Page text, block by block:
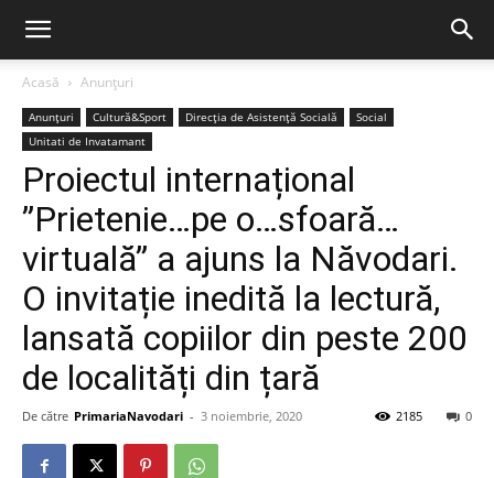
Acasă Anunțuri
Anunțuri Cultură&Sport Direcția de Asistență Socială
Social
Unitati de Invatamant
Proiectul internațional
”Prietenie…pe o…sfoară…
virtuală” a ajuns la Năvodari.
O invitație inedită la lectură,
lansată copiilor din peste 200
de localități din țară
De către PrimariaNavodari - 3 noiembrie, 2020 0
2185